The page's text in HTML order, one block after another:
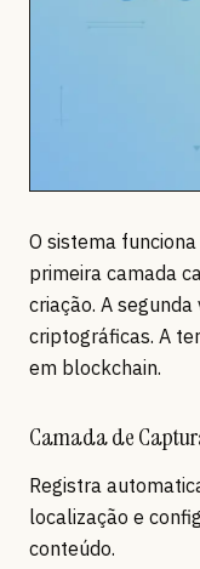
O sistema
primeira camada
criação. A
criptográficas. A
em blockchain.
Camada de
Registra
localização e
conteúdo.